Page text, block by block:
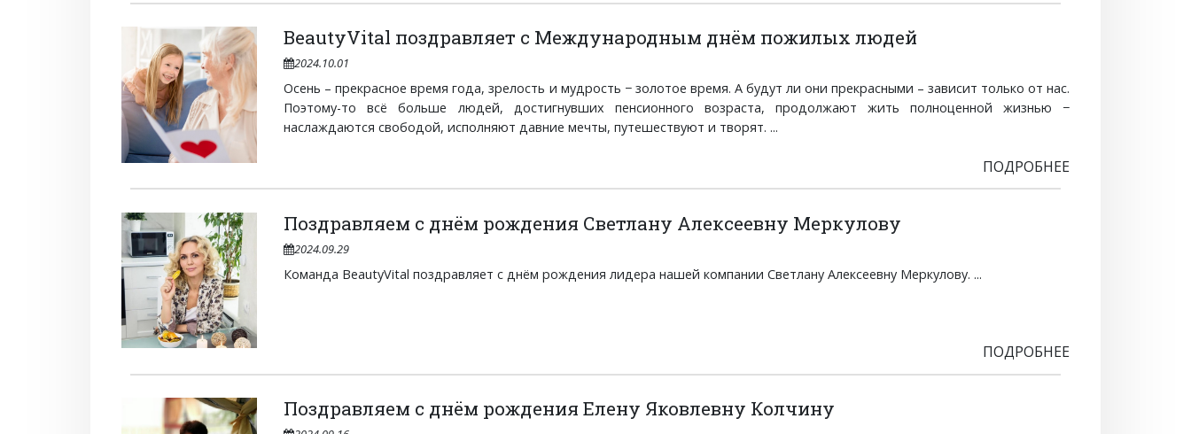
BeautyVital поздравляет с Международным днём пожилых людей
2024.10.01
Осень – прекрасное время года, зрелость и мудрость − золотое время. А будут ли они прекрасными – зависит только от нас.
Поэтому-то всё больше людей, достигнувших пенсионного возраста, продолжают жить полноценной жизнью −
наслаждаются свободой, исполняют давние мечты, путешествуют и творят. ...
ПОДРОБНЕЕ
Поздравляем с днём рождения Светлану Алексеевну Меркулову
2024.09.29
Команда BeautyVital поздравляет с днём рождения лидера нашей компании Светлану Алексеевну Меркулову. ...
ПОДРОБНЕЕ
Поздравляем с днём рождения Елену Яковлевну Колчину